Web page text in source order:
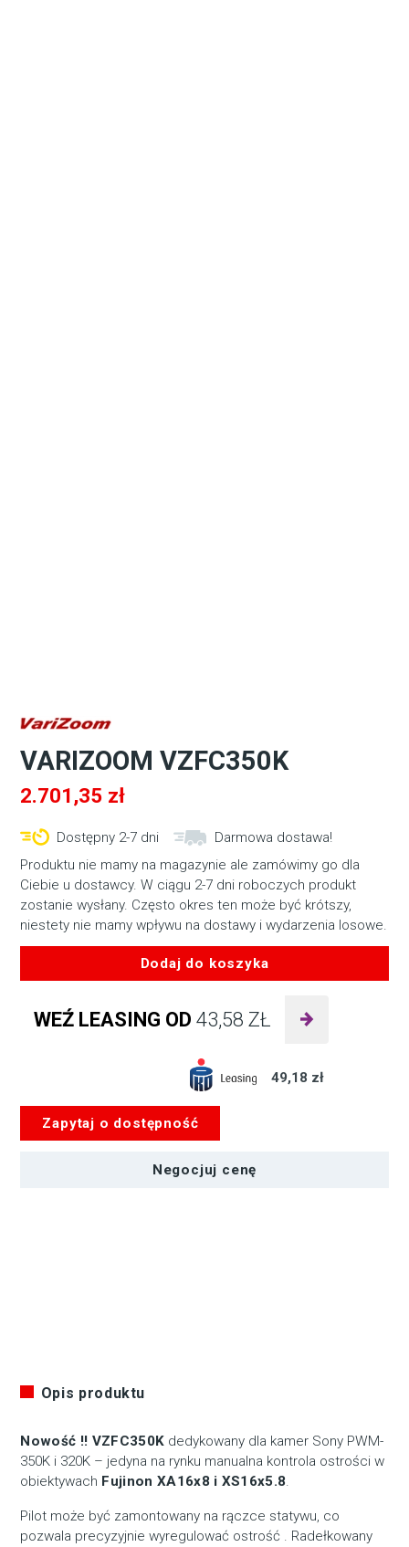
VARIZOOM VZFC350K
2.701,35 zł
Dostępny 2-7 dni
Darmowa dostawa!
Produktu nie mamy na magazynie ale zamówimy go dla
Ciebie u dostawcy. W ciągu 2-7 dni roboczych produkt
zostanie wysłany. Często okres ten może być krótszy,
niestety nie mamy wpływu na dostawy i wydarzenia losowe.
Dodaj do koszyka
VARIZOOM
VZFC350K
WEŹ LEASING OD43,58ZŁ
49,18 zł
Zapytaj o dostępność
Negocjuj cenę
Opis produktu
Nowość !! VZFC350K dedykowany dla kamer Sony PWM-
350K i 320K – jedyna na rynku manualna kontrola ostrości w
obiektywach Fujinon XA16x8 i XS16x5.8.
Pilot może być zamontowany na rączce statywu, co
pozwala precyzyjnie wyregulować ostrość . Radełkowany